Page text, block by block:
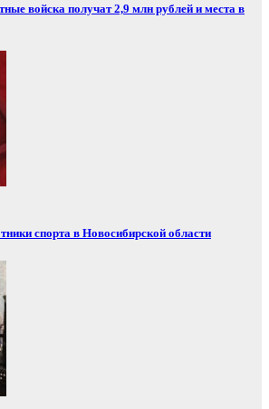
войска получат 2,9 млн рублей и места в
спорта в Новосибирской области